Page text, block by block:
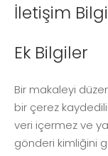
İletişim
Ek Bilgiler
Bir makaleyi
bir çerez
veri içermez ve
gönderi kimliğini